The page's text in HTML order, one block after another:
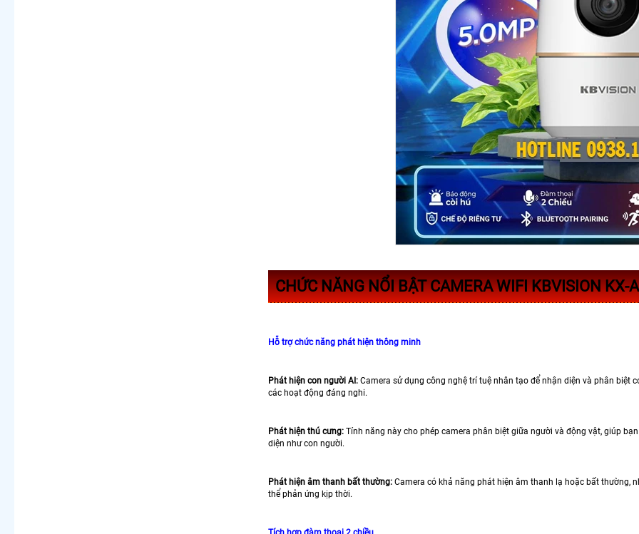
CHỨC NĂNG NỔI BẬT CAMERA WIFI KBVISION KX-
Hỗ trợ chức năng phát hiện thông minh
Phát hiện con người AI: Camera sử dụng công nghệ trí tuệ nhân tạo để nhận diện và phân
các hoạt động đáng nghi.
Phát hiện thú cưng: Tính năng này cho phép camera phân biệt giữa người và động vật, giúp
diện như con người.
Phát hiện âm thanh bất thường: Camera có khả năng phát hiện âm thanh lạ hoặc bất thường,
thể phản ứng kịp thời.